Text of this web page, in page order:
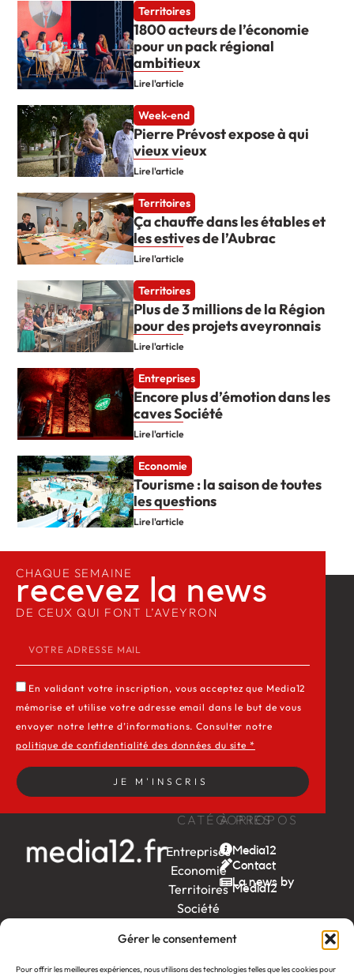
Gérer le consentement
Pour offrir les meilleures expériences, nous utilisons des technologies telles que les cookies pour
Territoires
1800 acteurs de l’économie
pour un pack régional
ambitieux
Lire l'article
Week-end
Pierre Prévost expose à qui
vieux vieux
Lire l'article
Territoires
Ça chauffe dans les étables et
les estives de l’Aubrac
Lire l'article
Territoires
Plus de 3 millions de la Région
pour des projets aveyronnais
Lire l'article
Entreprises
Encore plus d’émotion dans les
caves Société
Lire l'article
Economie
Tourisme : la saison de toutes
les questions
Lire l'article
CATÉGORIES
Entreprises
Economie
Territoires
Société
end
Ambition
À PROPOS
Media12
Contact
La news by
Média12
CHAQUE SEMAINE
recevez la news​
DE CEUX QUI FONT L’AVEYRON
En validant votre inscription, vous acceptez que Media12
mémorise et utilise votre adresse email dans le but de vous
envoyer notre lettre d’informations. Consulter notre
politique de confidentialité des données du site *
JE M'INSCRIS